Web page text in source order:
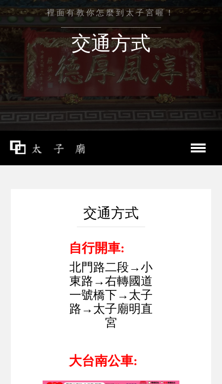
裡面有教你怎麼到太子宮喔！
交通方式
交通方式
自行開車:
北門路二段→小
東路→右轉國道
一號橋下→太子
路→太子廟明直
宮
大台南公車: